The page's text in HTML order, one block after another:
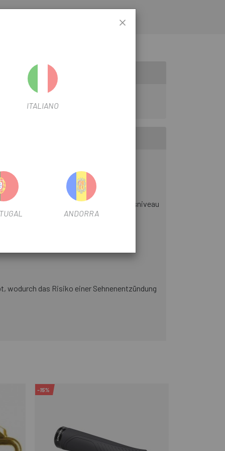
Art von Klickpedal kompatibel
wurde, um ein hohes Leistungsniveau
wodurch das Risiko einer Sehnenentzündung
-15%
ITALIANO
ANDORRA